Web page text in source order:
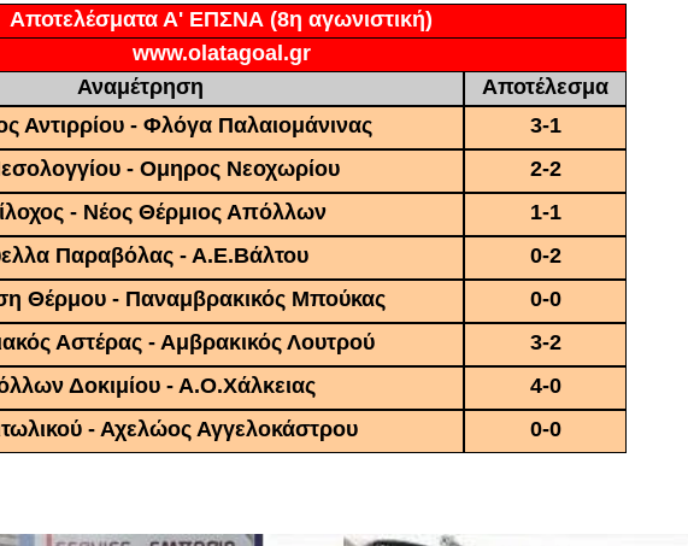
Αποτελέσματα Α' ΕΠΣΝΑ (8η αγωνιστική)
www.olatagoal.gr
Αναμέτρηση
Αποτέλεσμα
Αντιρρίου - Φλόγα Παλαιομάνινας
3-1
- Ομηρος Νεοχωρίου
2-2
- Νέος Θέρμιος Απόλλων
1-1
Παραβόλας - Α.Ε.Βάλτου
0-2
Θέρμου - Παναμβρακικός Μπούκας
0-0
Αστέρας - Αμβρακικός Λουτρού
3-2
Δοκιμίου - Α.Ο.Χάλκειας
4-0
- Αχελώος Αγγελοκάστρου
0-0